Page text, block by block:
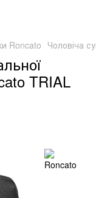
Roncato Чоловіча
TRIAL